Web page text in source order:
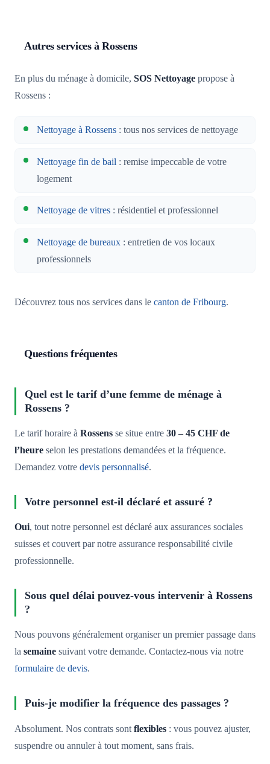
Autres services à Rossens
En plus du ménage à domicile, SOS Nettoyage propose à
Rossens :
Nettoyage à Rossens : tous nos services de nettoyage
Nettoyage fin de bail : remise impeccable de votre
logement
Nettoyage de vitres : résidentiel et professionnel
Nettoyage de bureaux : entretien de vos locaux
professionnels
Découvrez tous nos services dans le canton de Fribourg.
Questions fréquentes
Quel est le tarif d’une femme de ménage à
Rossens ?
Le tarif horaire à Rossens se situe entre 30 – 45 CHF de
l’heure selon les prestations demandées et la fréquence.
Demandez votre devis personnalisé.
Votre personnel est-il déclaré et assuré ?
Oui, tout notre personnel est déclaré aux assurances sociales
suisses et couvert par notre assurance responsabilité civile
professionnelle.
Sous quel délai pouvez-vous intervenir à Rossens
?
Nous pouvons généralement organiser un premier passage dans
la semaine suivant votre demande. Contactez-nous via notre
formulaire de devis.
Puis-je modifier la fréquence des passages ?
Absolument. Nos contrats sontflexibles : vous pouvez ajuster,
suspendre ou annuler à tout moment, sans frais.